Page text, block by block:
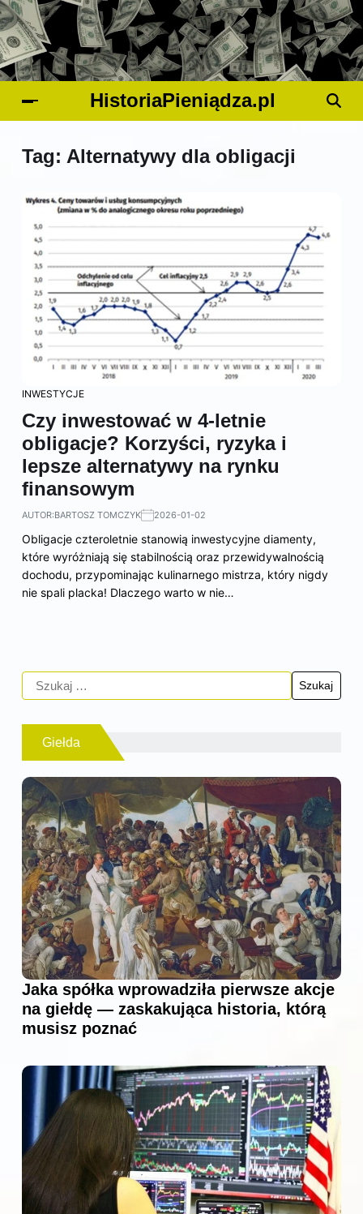
HistoriaPieniądza.pl
Tag: Alternatywy dla obligacji
INWESTYCJE
Czy inwestować w 4-letnie
obligacje? Korzyści, ryzyka i
lepsze alternatywy na rynku
finansowym
AUTOR:BARTOSZ TOMCZYK 2026-01-02
Obligacje czteroletnie stanowią inwestycyjne diamenty,
które wyróżniają się stabilnością oraz przewidywalnością
dochodu, przypominając kulinarnego mistrza, który nigdy
nie spali placka! Dlaczego warto w nie…
Giełda
Jaka spółka wprowadziła pierwsze akcje
na giełdę — zaskakująca historia, którą
musisz poznać